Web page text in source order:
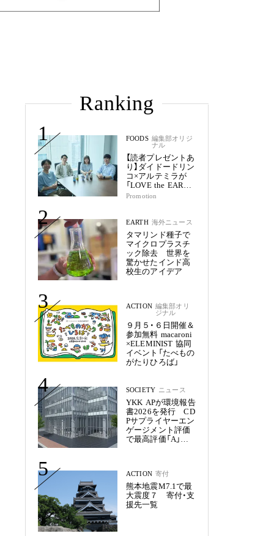
Ranking
1
FOODS 編集部オリジ
ナル
【読者プレゼントあ
り】ダイドードリン
コ×アルテミラが
「LOVE the EARTH
シリーズ」で目指す
Promotion
2 EARTH 海外ニュース
タマリンド種子で
マイクロプラスチ
ック除去 世界を
驚かせたインド高
校生のアイデア
3 ACTION 編集部オリ
ジナル
９月５・６日開催＆
参加無料 macaroni
×ELEMINIST 協同
イベント「たべもの
がたりひろば」
4 SOCIETY ニュース
YKK APが環境報告
書2026を発行 CD
Pサプライヤーエン
ゲージメント評価
で最高評価「A」を
5 ACTION 寄付
熊本地震M7.1で最
大震度７ 寄付・支
援先一覧